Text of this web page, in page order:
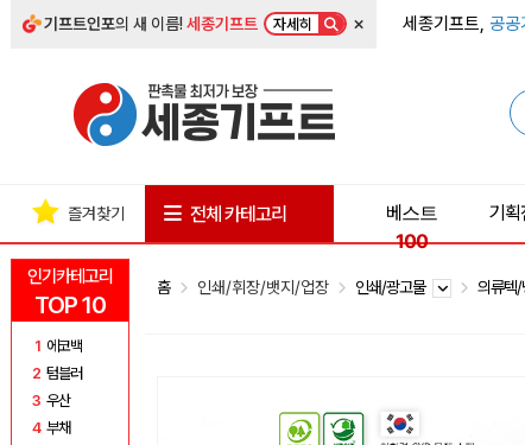
기프트인포의 새 이름!세종기프트 자세히 × 세종기프트, 공
인기카테고리
TOP 10
1 에코백
2 텀블러
3 우산
4 부채
즐겨찾기 전체 카테고리
베스트
100
기획
홈 인쇄/휘장/뱃지/업장 인쇄/광고물 의류텍/